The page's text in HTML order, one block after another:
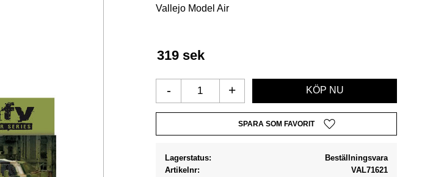
Vallejo Model Air
319 sek
+
-
Lägg till i favoriter
Lagerstatus
Beställningsvara
Artikelnr
VAL71621